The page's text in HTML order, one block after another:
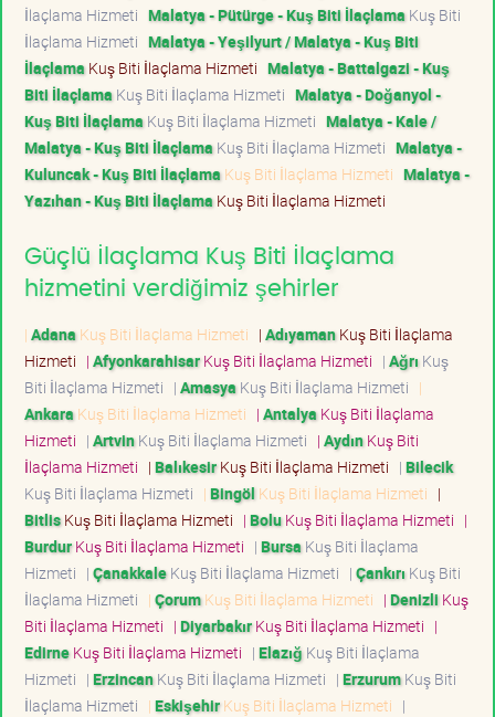
İlaçlama Hizmeti Malatya - Pütürge - Kuş Biti İlaçlama Kuş Biti
İlaçlama Hizmeti Malatya - Yeşilyurt / Malatya - Kuş Biti
İlaçlama Kuş Biti İlaçlama Hizmeti Malatya - Battalgazi - Kuş
Biti İlaçlama Kuş Biti İlaçlama Hizmeti Malatya - Doğanyol -
Kuş Biti İlaçlama Kuş Biti İlaçlama Hizmeti Malatya - Kale /
Malatya - Kuş Biti İlaçlama Kuş Biti İlaçlama Hizmeti Malatya -
Kuluncak - Kuş Biti İlaçlama Kuş Biti İlaçlama Hizmeti Malatya -
Yazıhan - Kuş Biti İlaçlama Kuş Biti İlaçlama Hizmeti
Güçlü İlaçlama Kuş Biti İlaçlama
hizmetini verdiğimiz şehirler
| Adana Kuş Biti İlaçlama Hizmeti | AdıyamanKuş Biti İlaçlama
Hizmeti | AfyonkarahisarKuş Biti İlaçlama Hizmeti | Ağrı Kuş
Biti İlaçlama Hizmeti | Amasya Kuş Biti İlaçlama Hizmeti |
Ankara Kuş Biti İlaçlama Hizmeti | Antalya Kuş Biti İlaçlama
Hizmeti | ArtvinKuş Biti İlaçlama Hizmeti | AydınKuş Biti
İlaçlama Hizmeti | BalıkesirKuş Biti İlaçlama Hizmeti | Bilecik
Kuş Biti İlaçlama Hizmeti | Bingöl Kuş Biti İlaçlama Hizmeti |
BitlisKuş Biti İlaçlama Hizmeti | BoluKuş Biti İlaçlama Hizmeti |
BurdurKuş Biti İlaçlama Hizmeti | Bursa Kuş Biti İlaçlama
Hizmeti | ÇanakkaleKuş Biti İlaçlama Hizmeti | Çankırı Kuş Biti
İlaçlama Hizmeti | ÇorumKuş Biti İlaçlama Hizmeti | Denizli Kuş
Biti İlaçlama Hizmeti | DiyarbakırKuş Biti İlaçlama Hizmeti |
EdirneKuş Biti İlaçlama Hizmeti | Elazığ Kuş Biti İlaçlama
Hizmeti | ErzincanKuş Biti İlaçlama Hizmeti | ErzurumKuş Biti
İlaçlama Hizmeti | EskişehirKuş Biti İlaçlama Hizmeti |